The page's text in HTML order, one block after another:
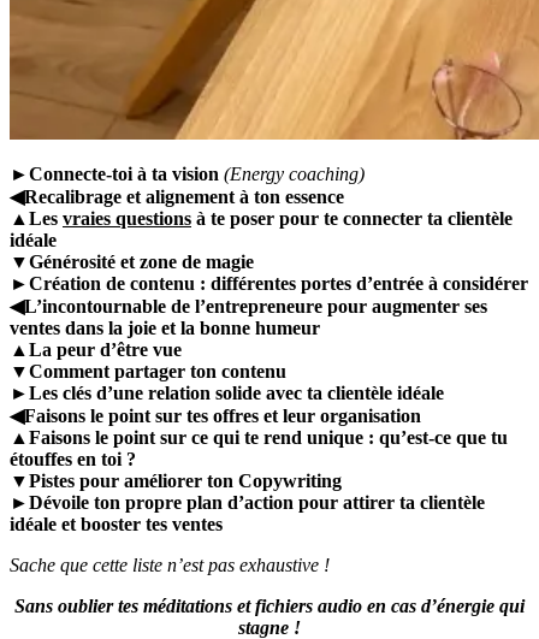
►Connecte-toi à ta vision (Energy coaching)
◀︎Recalibrage et alignement à ton essence
▲Les vraies questions à te poser pour te connecter ta clientèle
idéale
▼Générosité et zone de magie
►Création de contenu : différentes portes d’entrée à considérer
◀︎L’incontournable de l’entrepreneure pour augmenter ses
ventes dans la joie et la bonne humeur
▲La peur d’être vue
▼Comment partager ton contenu
►Les clés d’une relation solide avec ta clientèle idéale
◀︎Faisons le point sur tes offres et leur organisation
▲Faisons le point sur ce qui te rend unique : qu’est-ce que tu
étouffes en toi ?
▼Pistes pour améliorer ton Copywriting
►Dévoile ton propre plan d’action pour attirer ta clientèle
idéale et booster tes ventes
Sache que cette liste n’est pas exhaustive !
Sans oublier tes méditations et fichiers audio en cas d’énergie qui
stagne !